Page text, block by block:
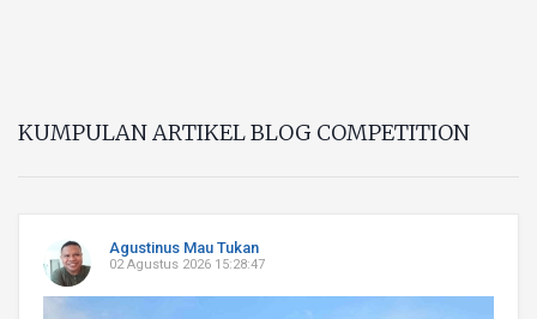
KUMPULAN ARTIKEL BLOG COMPETITION
Agustinus Mau Tukan
02 Agustus 2026 15:28:47